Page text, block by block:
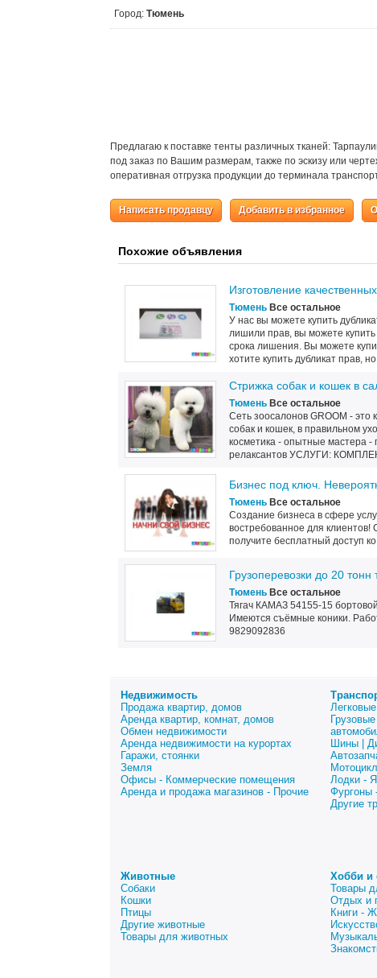
Город: Тюмень
Предлагаю к поставке тенты различных тканей:
под заказ по Вашим размерам, также по эскизу или
оперативная отгрузка продукции до терминала
Написать продавцу Добавить в избранное
Похожие объявления
Изготовление
Тюмень Все остальное
У нас вы можете купить
лишили прав, вы можете купить
срока лишения. Вы можете
хотите купить дубликат прав,
Стрижка собак и кошек в
Тюмень Все остальное
Сеть зоосалонов GROOM -
собак и кошек, в правильном
косметика - опытные мастера -
релаксантов УСЛУГИ:
Бизнес под ключ.
Тюмень Все остальное
Создание бизнеса в сфере
востребованное для
получите бесплатный доступ
Грузоперевозки до 20
Тюмень Все остальное
Тягач КАМАЗ 54155-15
Имеются съёмные коники.
9829092836
Недвижимость
Продажа квартир, домов
Аренда квартир, комнат, домов
Обмен недвижимости
Аренда недвижимости на курортах
Гаражи, стоянки
Земля
Офисы - Коммерческие помещения
Аренда и продажа магазинов - Прочие
Шины |
Лодки -
Фургоны
Другие
Животные
Собаки
Кошки
Птицы
Другие животные
Товары для животных
Хобби и
Товары
Отдых и
Книги -